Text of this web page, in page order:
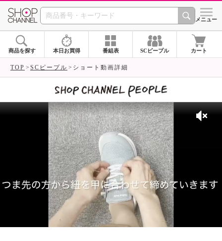
SHOP CHANNEL シメニュー
商品を探す 本日お買得 番組表 SCピープル カート
TOP SCピープル ショート動画詳細